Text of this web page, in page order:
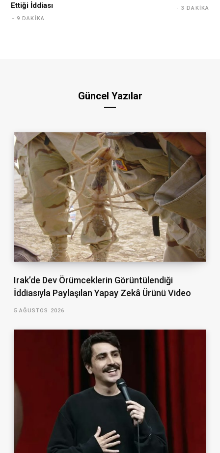
Ettiği İddiası
9 DAKIKA
3 DAKIKA
Güncel Yazılar
Irak’de Dev Örümceklerin Görüntülendiği
İddiasıyla Paylaşılan Yapay Zekâ Ürünü Video
5 AĞUSTOS 2026